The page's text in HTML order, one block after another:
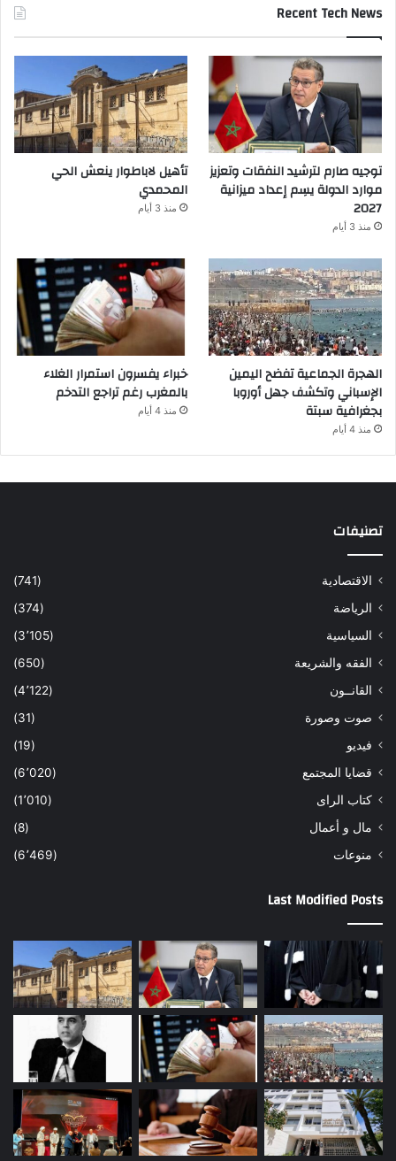
Recent Tech News
توجيه صارم لترشيد النفقات وتعزيز
موارد الدولة يسِم إعداد ميزانية
2027
منذ 3 أيام
تأهيل لاباطوار ينعش الحي
المحمدي
منذ 3 أيام
الهجرة الجماعية تفضح اليمين
الإسباني وتكشف جهل أوروبا
بجغرافية سبتة
منذ 4 أيام
خبراء يفسرون استمرار الغلاء
بالمغرب رغم تراجع التدخم
منذ 4 أيام
تصنيفات
الاقتصادية
(741)
الرياضة
(374)
السياسية
(3٬105)
الفقه والشريعة
(650)
القانــون
(4٬122)
صوت وصورة
(31)
فيديو
(19)
قضايا المجتمع
(6٬020)
كتاب الراى
(1٬010)
مال و أعمال
(8)
منوعات
(6٬469)
Last Modified Posts